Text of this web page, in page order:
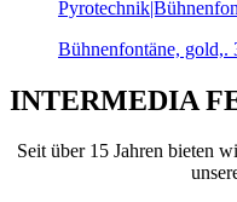
Bühnenfontäne, gold,.
INTERMEDIA
Seit über 15 Jahren bieten